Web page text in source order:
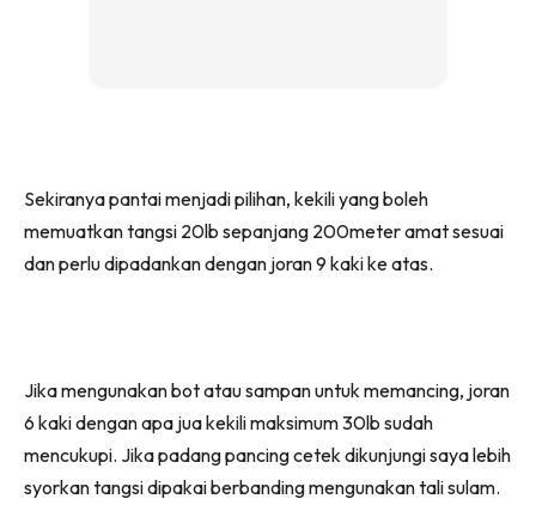
Sekiranya pantai menjadi pilihan, kekili yang boleh
memuatkan tangsi 20lb sepanjang 200meter amat sesuai
dan perlu dipadankan dengan joran 9 kaki ke atas.
Jika mengunakan bot atau sampan untuk memancing, joran
6 kaki dengan apa jua kekili maksimum 30lb sudah
mencukupi. Jika padang pancing cetek dikunjungi saya lebih
syorkan tangsi dipakai berbanding mengunakan tali sulam.